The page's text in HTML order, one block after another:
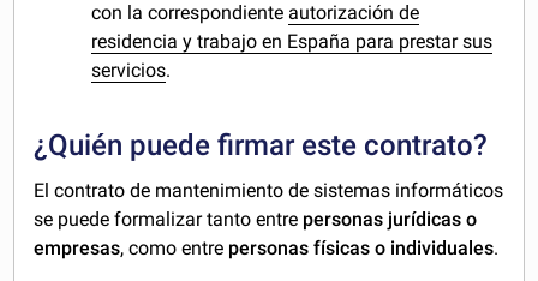
con la correspondiente autorización de
residencia y trabajo en España para prestar sus
servicios.
¿Quién puede firmar este contrato?
El contrato de mantenimiento de sistemas informáticos
se puede formalizar tanto entre personas jurídicas o
empresas, como entre personas físicas o individuales.